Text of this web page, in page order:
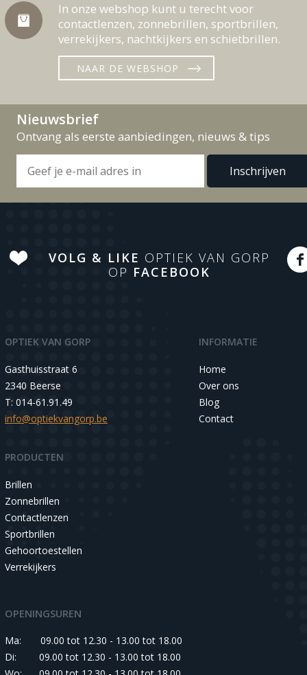
In onze webshop kunt u terecht voor
contactlenzen, zonnebrillen, sportbrillen,
verrekijkers, nachtkijkers en schietbrillen.
NAAR DE WEBSHOP
Nieuwsbrief
Ontvang als eerste aanbiedingen, nieuws & tips
VOLG & LIKE OPTIEK VAN GORP
OP FACEBOOK
OPTIEK VAN GORP
Gasthuisstraat 6
2340 Beerse
T: 014-61.91.49
info@optiekvangorp.be
INFORMATIE
Home
Over ons
Blog
Contact
PRODUCTEN
Brillen
Zonnebrillen
Contactlenzen
Sportbrillen
Gehoortoestellen
Verrekijkers
OPENINGSUREN
Ma:
09.00 tot 12.30 - 13.00 tot 18.00
Di:
09.00 tot 12.30 - 13.00 tot 18.00